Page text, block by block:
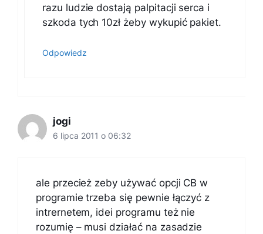
razu ludzie dostają palpitacji serca i
szkoda tych 10zł żeby wykupić pakiet.
Odpowiedz
jogi
6 lipca 2011 o 06:32
ale przecież zeby używać opcji CB w
programie trzeba się pewnie łączyć z
intrernetem, idei programu też nie
rozumię – musi działać na zasadzie